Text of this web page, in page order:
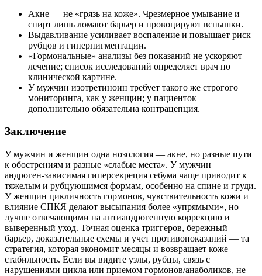
Акне — не «грязь на коже». Чрезмерное умывание и
спирт лишь ломают барьер и провоцируют вспышки.
Выдавливание усиливает воспаление и повышает риск
рубцов и гиперпигментации.
«Гормональные» анализы без показаний не ускоряют
лечение; список исследований определяет врач по
клинической картине.
У мужчин изотретиноин требует такого же строгого
мониторинга, как у женщин; у пациенток
дополнительно обязательна контрацепция.
Заключение
У мужчин и женщин одна нозология — акне, но разные пути
к обострениям и разные «слабые места». У мужчин
андроген‑зависимая гиперсекреция себума чаще приводит к
тяжелым и рубцующимся формам, особенно на спине и груди.
У женщин цикличность гормонов, чувствительность кожи и
влияние СПКЯ делают высыпания более «упрямыми», но
лучше отвечающими на антиандрогенную коррекцию и
выверенный уход. Точная оценка триггеров, бережный
барьер, доказательные схемы и учет противопоказаний — та
стратегия, которая экономит месяцы и возвращает коже
стабильность. Если вы видите узлы, рубцы, связь с
нарушениями цикла или приемом гормонов/анаболиков, не